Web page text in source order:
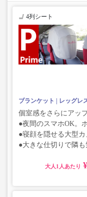
4列シート
ブランケット レッグレ
個室感をさらにアッ
●夜間のスマホOK。
●寝顔を隠せる大型
●大きな仕切りで隣
大人